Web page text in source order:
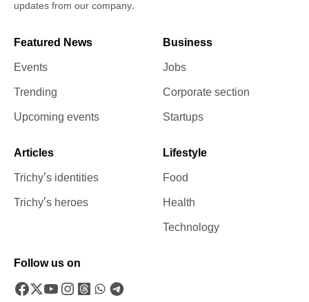
updates from our company.
Featured News
Events
Trending
Upcoming events
Business
Jobs
Corporate section
Startups
Articles
Trichy’s identities
Trichy’s heroes
Lifestyle
Food
Health
Technology
Follow us on